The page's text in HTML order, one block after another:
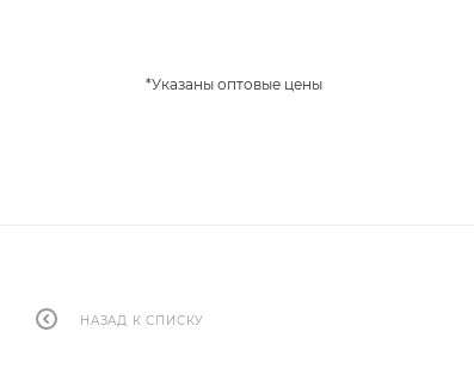
*Указаны оптовые цены
НАЗАД К СПИСКУ